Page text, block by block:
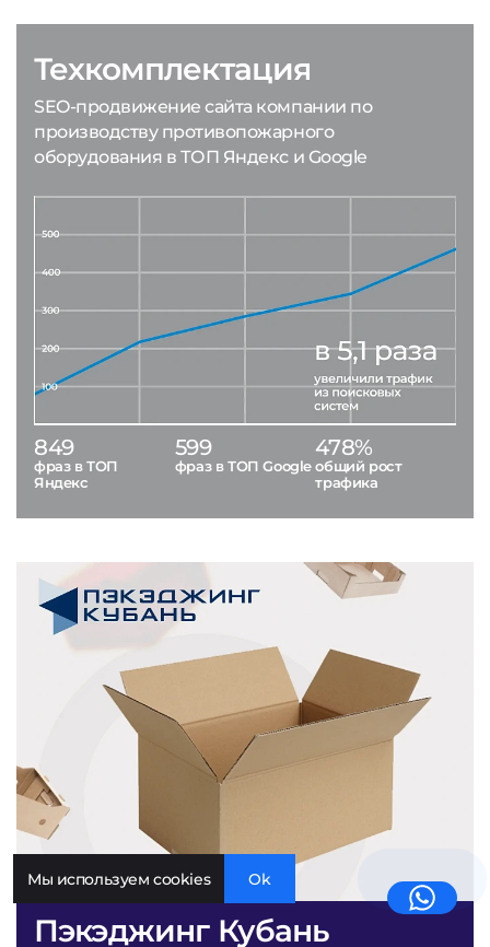
Пэкэджинг Кубань
Техкомплектация
SEO-продвижение сайта компании по
производству противопожарного
оборудования в ТОП Яндекс и Google
849
фраз в ТОП
Яндекс
599
фраз в ТОП Google
478%
общий рост
трафика
Мы используем cookies Ok